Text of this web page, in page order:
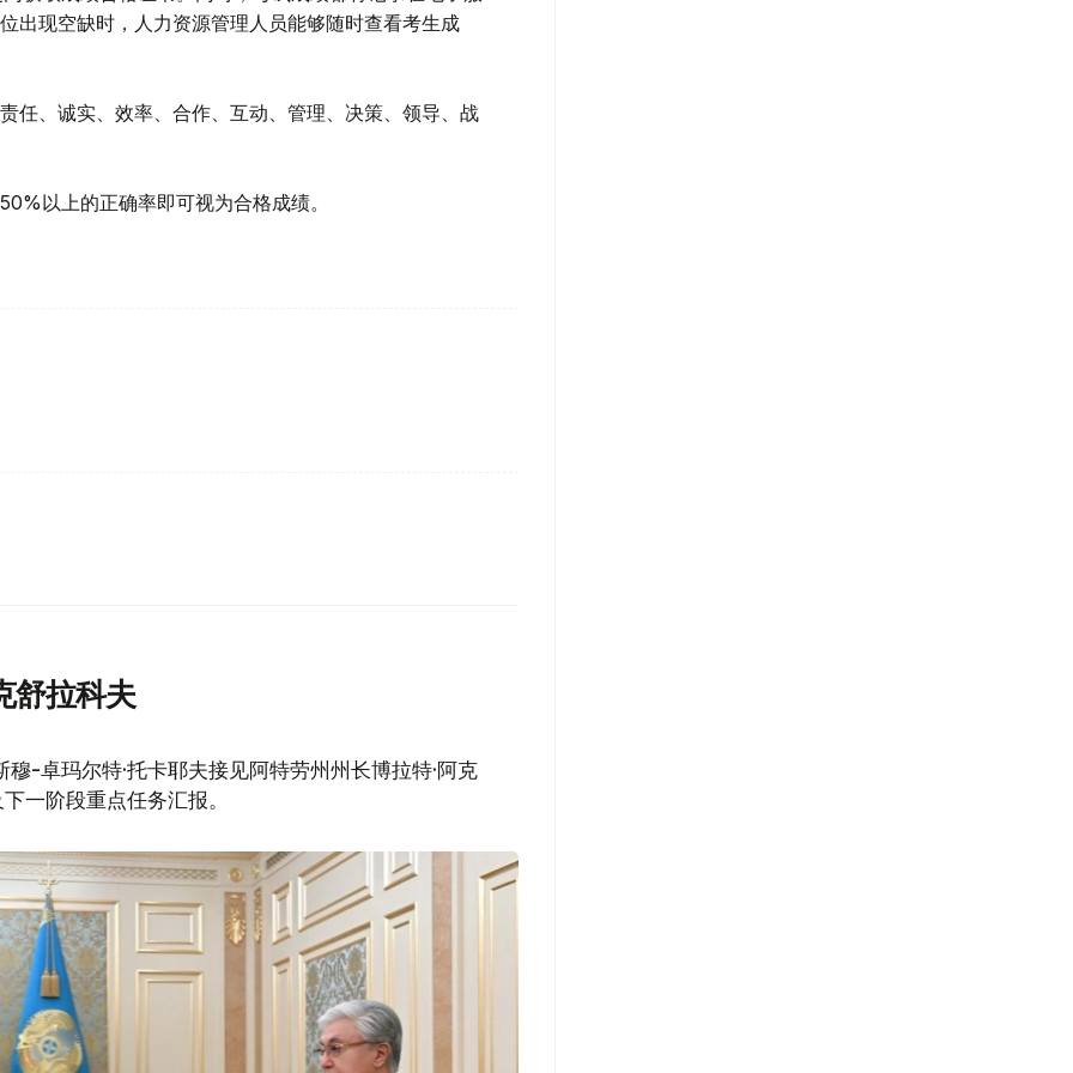
出现空缺时，人力资源管理人员能够随时查看考生成
任、诚实、效率、合作、互动、管理、决策、领导、战
以上的正确率即可视为合格成绩。
舒拉科夫
-卓玛尔特·托卡耶夫接见阿特劳州州长博拉特·阿克
一阶段重点任务汇报。